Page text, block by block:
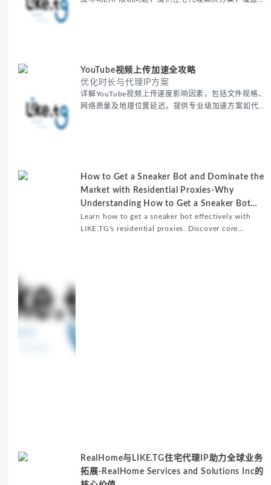
YouTube视频上传加速全攻略
优化时长与代理IP方案
详解YouTube视频上传速度影响因素，包括文件规格、
网络质量及地理位置延迟。提供专业级加速方案如代理
How to Get a Sneaker Bot and Dominate the
Market with Residential Proxies-Why
Understanding How to Get a Sneaker Bot
Matters
Learn how to get a sneaker bot effectively with
LIKE.TG's residential proxies. Discover core
RealHome与LIKE.TG住宅代理IP助力全球业务
拓展-RealHome Services and Solutions Inc的